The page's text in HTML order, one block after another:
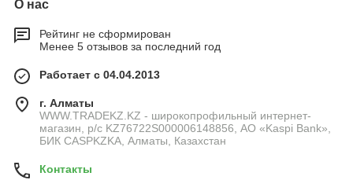
О нас
Рейтинг не сформирован
Менее 5 отзывов за последний год
Работает с 04.04.2013
г. Алматы
WWW.TRADEKZ.KZ - широкопрофильный интернет-
магазин, р/с KZ76722S000006148856, АО «Kaspi Bank»,
БИК CASPKZKA, Алматы, Казахстан
Контакты